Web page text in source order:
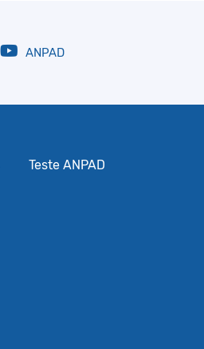
ANPAD
Teste ANPAD